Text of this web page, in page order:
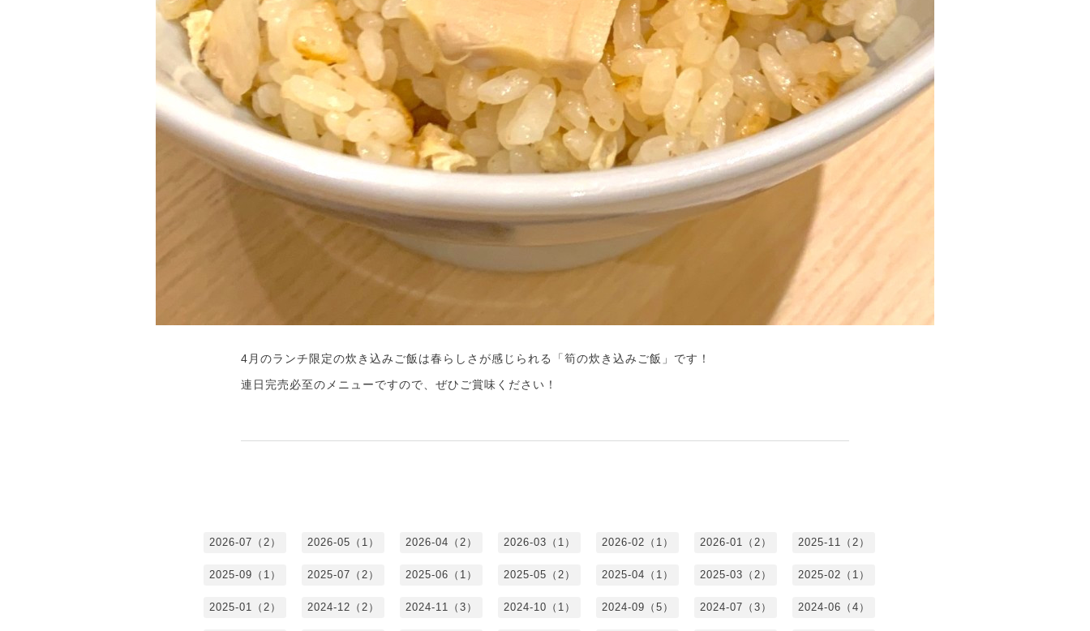
4月のランチ限定の炊き込みご飯は春らしさが感じられる「筍の炊き込みご飯」です！
連日完売必至のメニューですので、ぜひご賞味ください！
2026-07（2） 2026-05（1） 2026-04（2） 2026-03（1） 2026-02（1） 2026-01（2） 2025-11（2）
2025-09（1） 2025-07（2） 2025-06（1） 2025-05（2） 2025-04（1） 2025-03（2） 2025-02（1）
2025-01（2） 2024-12（2） 2024-11（3） 2024-10（1） 2024-09（5） 2024-07（3） 2024-06（4）